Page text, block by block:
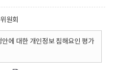
원회
에 대한 개인정보 침해요인 평가